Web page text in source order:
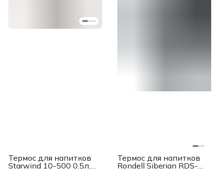
Термос для напитков
Starwind 10-500 0.5л.
Термос для напитков
Rondell Siberian RDS-